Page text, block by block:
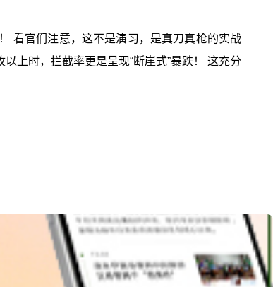
看官们注意，这不是演习，是真刀真枪的实战
上时，拦截率更是呈现“断崖式”暴跌！ 这充分